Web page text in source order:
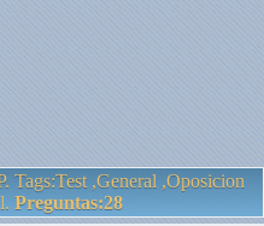
Tags:Test ,General ,Oposicion
Preguntas:28